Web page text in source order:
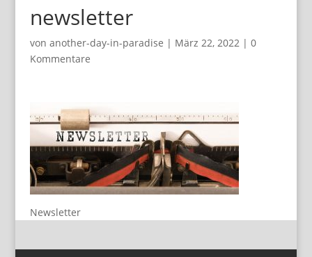
newsletter
von another-day-in-paradise | März 22, 2022| 0
Kommentare
Newsletter